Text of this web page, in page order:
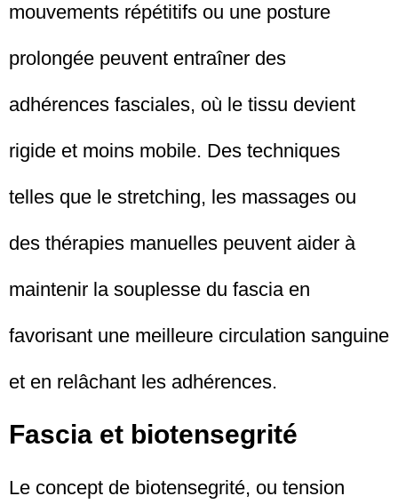
mouvements répétitifs ou une posture
prolongée peuvent entraîner des
adhérences fasciales, où le tissu devient
rigide et moins mobile. Des techniques
telles que le stretching, les massages ou
des thérapies manuelles peuvent aider à
maintenir la souplesse du fascia en
favorisant une meilleure circulation sanguine
et en relâchant les adhérences.
Fascia et biotensegrité
Le concept de biotensegrité, ou tension